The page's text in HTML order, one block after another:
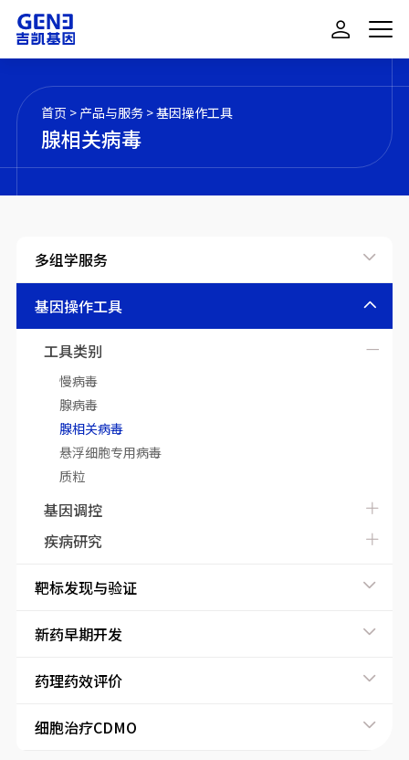
首页 > 产品与服务 >基因操作工具
腺相关病毒
多组学服务
基因操作工具
工具类别
慢病毒
腺病毒
腺相关病毒
悬浮细胞专用病毒
质粒
基因调控
疾病研究
靶标发现与验证
新药早期开发
药理药效评价
细胞治疗CDMO